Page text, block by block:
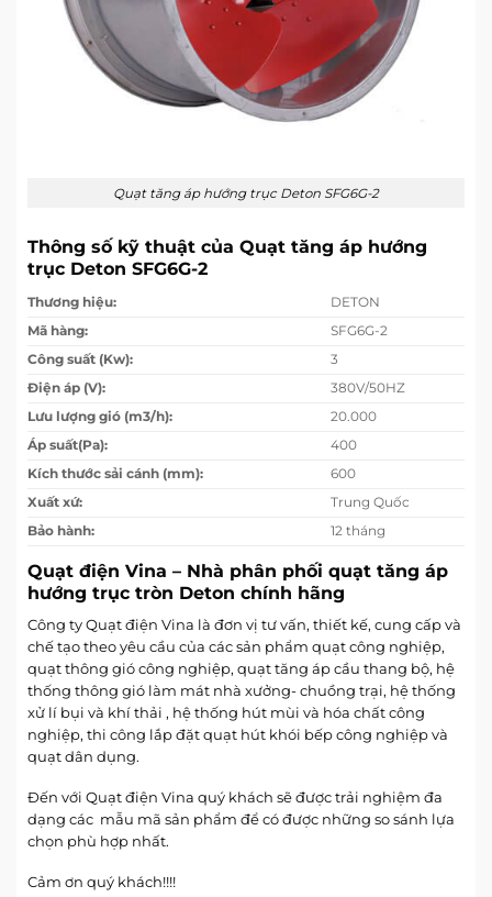
Quạt tăng áp hướng trục Deton SFG6G-2
Thông số kỹ thuật của Quạt tăng áp hướng
trục Deton SFG6G-2
Thương hiệu:
DETON
Mã hàng:
SFG6G-2
Công suất (Kw):
3
Điện áp (V):
380V/50HZ
Lưu lượng gió (m3/h):
20.000
Áp suất(Pa):
400
Kích thước sải cánh (mm):
600
Xuất xứ:
Trung Quốc
Bảo hành:
12 tháng
Quạt điện Vina – Nhà phân phối quạt tăng áp
hướng trục tròn Deton chính hãng
Công ty Quạt điện Vina là đơn vị tư vấn, thiết kế, cung cấp và
chế tạo theo yêu cầu của các sản phẩm quạt công nghiệp,
quạt thông gió công nghiệp, quạt tăng áp cầu thang bộ, hệ
thống thông gió làm mát nhà xưởng- chuồng trại, hệ thống
xử lí bụi và khí thải , hệ thống hút mùi và hóa chất công
nghiệp, thi công lắp đặt quạt hút khói bếp công nghiệp và
quạt dân dụng.
Đến với Quạt điện Vina quý khách sẽ được trải nghiệm đa
dạng các mẫu mã sản phẩm để có được những so sánh lựa
chọn phù hợp nhất.
Cảm ơn quý khách!!!!